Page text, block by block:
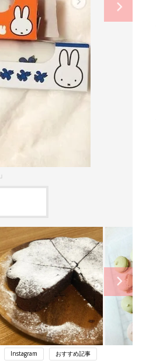
Instagram おすすめ記事